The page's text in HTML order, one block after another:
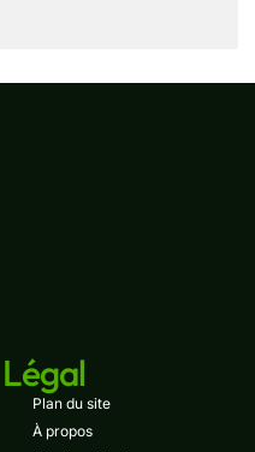
Légal
Plan du site
À propos